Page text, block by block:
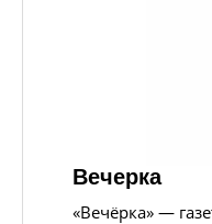
Вечерка
«Вечёрка» —